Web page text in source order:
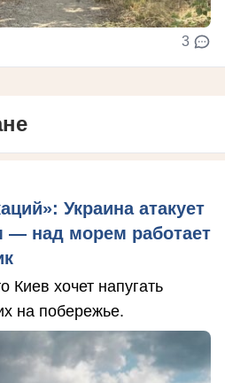
3
Украина атакует
— над морем работает
Киев хочет напугать
на побережье.